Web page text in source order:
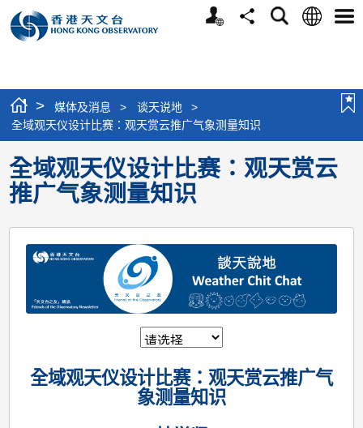
个
分
搜
语
选
> 媒体及消息 > 谈天说地
>
全域观天仪设计比赛：观天赏云推广气象测量知识
全域观天仪设计比赛：观天赏云
推广气象测量知识
全域观天仪设计比赛：观天赏云推广气
象测量知识